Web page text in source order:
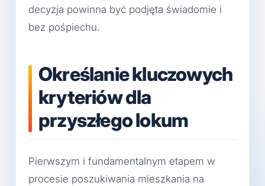
decyzja powinna być podjęta świadomie i
bez pośpiechu.
Określanie kluczowych
kryteriów dla
przyszłego lokum
Pierwszym i fundamentalnym etapem w
procesie poszukiwania mieszkania na